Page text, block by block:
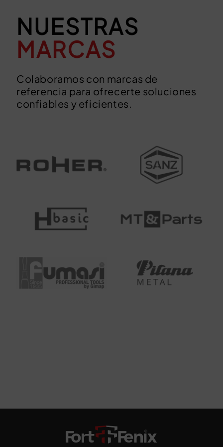
NUESTRAS
MARCAS
Colaboramos con marcas de
referencia para ofrecerte soluciones
confiables y eficientes.